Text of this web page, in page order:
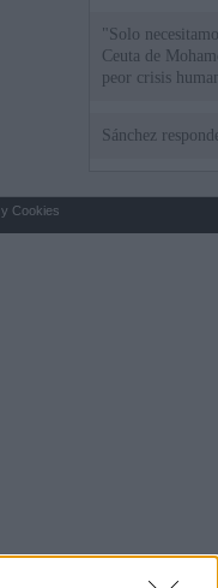
"Solo
Ceuta de
peor crisis
Sánchez
Cookies